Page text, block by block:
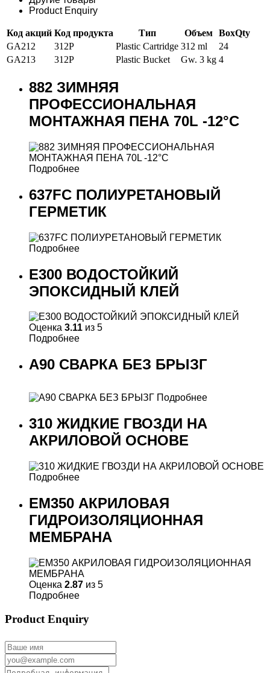
Product Enquiry
Код акций Код продукта Тип Объем BoxQty
GA212
312P Plastic Cartridge 312 ml
24
GA213
312P Plastic Bucket Gw. 3 kg 4
882 ЗИМНЯЯ
ПРОФЕССИОНАЛЬНАЯ
МОНТАЖНАЯ ПЕНА 70L -12°C
Подробнее
637FC ПОЛИУРЕТАНОВЫЙ
ГЕРМЕТИК
Подробнее
E300 ВОДОСТОЙКИЙ
ЭПОКСИДНЫЙ КЛЕЙ
Оценка 3.11 из 5
Подробнее
A90 СВАРКА БЕЗ БРЫЗГ
Подробнее
310 ЖИДКИЕ ГВОЗДИ НА
АКРИЛОВОЙ ОСНОВЕ
Подробнее
EM350 АКРИЛОВАЯ
ГИДРОИЗОЛЯЦИОННАЯ
МЕМБРАНА
Оценка 2.87 из 5
Подробнее
Product Enquiry